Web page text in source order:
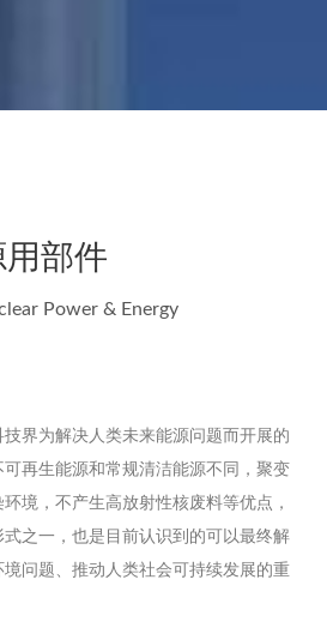
部件
Power & Energy
界为解决人类未来能源问题而开展的
再生能源和常规清洁能源不同，聚变
境，不产生高放射性核废料等优点，
之一，也是目前认识到的可以最终解
问题、推动人类社会可持续发展的重